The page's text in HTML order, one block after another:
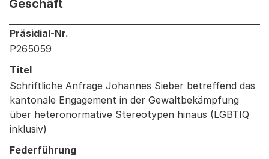
Geschäft
Informationen zum Ausgewählten Geschäft
Präsidial-Nr.
P265059
Titel
Schriftliche Anfrage Johannes Sieber betreffend das
kantonale Engagement in der Gewaltbekämpfung
über heteronormative Stereotypen hinaus (LGBTIQ
inklusiv)
Federführung